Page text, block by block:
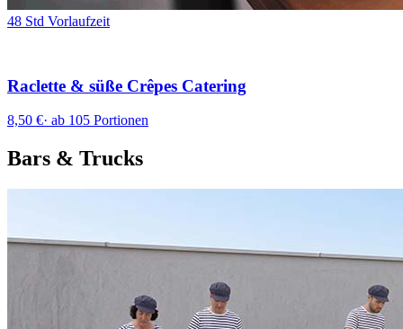
48 Std Vorlaufzeit
Raclette & süße Crêpes Catering
8,50 €· ab 105 Portionen
Bars & Trucks